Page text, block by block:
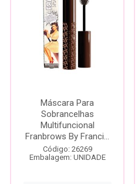
Máscara Para
Sobrancelhas
Multifuncional
Franbrows By Franci...
Código: 26269
Embalagem: UNIDADE